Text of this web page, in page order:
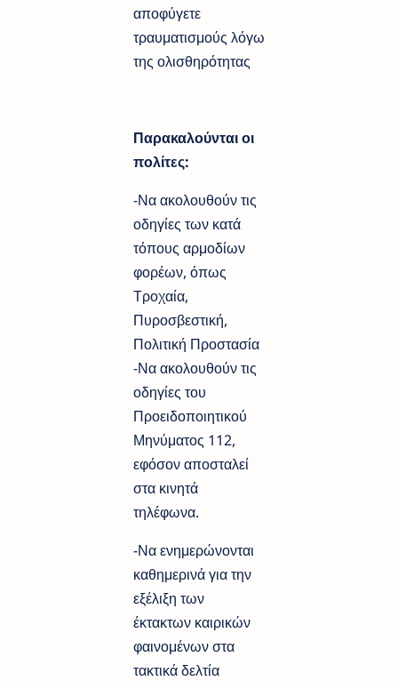
αποφύγετε
τραυματισμούς λόγω
της ολισθηρότητας
Παρακαλούνται οι
πολίτες:
-Να ακολουθούν τις
οδηγίες των κατά
τόπους αρμοδίων
φορέων, όπως
Τροχαία,
Πυροσβεστική,
Πολιτική Προστασία
-Να ακολουθούν τις
οδηγίες του
Προειδοποιητικού
Μηνύματος 112,
εφόσον αποσταλεί
στα κινητά
τηλέφωνα.
-Να ενημερώνονται
καθημερινά για την
εξέλιξη των
έκτακτων καιρικών
φαινομένων στα
τακτικά δελτία